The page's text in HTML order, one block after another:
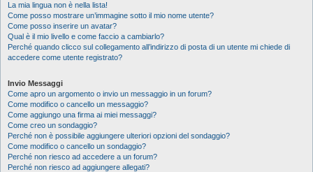
La mia lingua non è nella lista!
Come posso mostrare un’immagine sotto il mio nome utente?
Come posso inserire un avatar?
Qual è il mio livello e come faccio a cambiarlo?
Perché quando clicco sul collegamento all’indirizzo di posta di un utente mi chiede di
accedere come utente registrato?
Invio Messaggi
Come apro un argomento o invio un messaggio in un forum?
Come modifico o cancello un messaggio?
Come aggiungo una firma ai miei messaggi?
Come creo un sondaggio?
Perché non è possibile aggiungere ulteriori opzioni del sondaggio?
Come modifico o cancello un sondaggio?
Perché non riesco ad accedere a un forum?
Perché non riesco ad aggiungere allegati?